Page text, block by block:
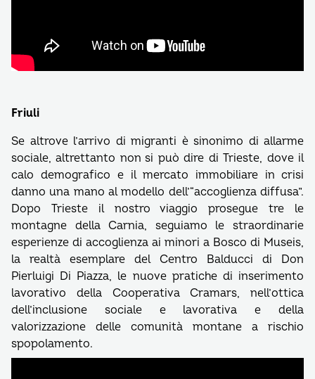
Friuli
Se altrove l’arrivo di migranti è sinonimo di allarme
sociale, altrettanto non si può dire di Trieste, dove il
calo demografico e il mercato immobiliare in crisi
danno una mano al modello dell’“accoglienza diffusa”.
Dopo Trieste il nostro viaggio prosegue tre le
montagne della Carnia, seguiamo le straordinarie
esperienze di accoglienza ai minori a Bosco di Museis,
la realtà esemplare del Centro Balducci di Don
Pierluigi Di Piazza, le nuove pratiche di inserimento
lavorativo della Cooperativa Cramars, nell’ottica
dell’inclusione sociale e lavorativa e della
valorizzazione delle comunità montane a rischio
spopolamento.